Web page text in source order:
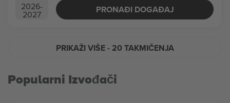
2026-
2027
PRONAĐI DOGAĐAJ
PRIKAŽI VIŠE- 20 TAKMIČENJA
Popularni Izvođači